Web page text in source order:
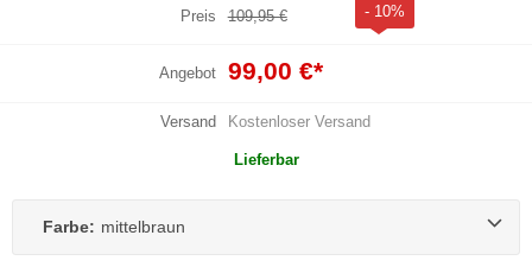
Preis 109,95 € - 10%
Angebot 99,00 €*
Versand Kostenloser Versand
Lieferbar
Farbe: mittelbraun